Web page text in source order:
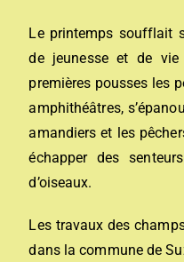
Le printemps soufflait
de jeunesse et de
premières pousses les
amphithéâtres,
amandiers et les
échapper des
d’oiseaux.
Les travaux des
dans la commune de